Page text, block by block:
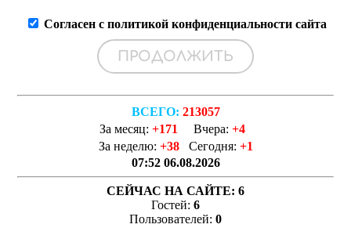
Согласен с политикой конфиденциальности сайта
ВСЕГО: 213057
За месяц: +171 Вчера: +4
За неделю: +38 Сегодня: +1
07:52 06.08.2026
СЕЙЧАС НА САЙТЕ: 6
Гостей: 6
Пользователей: 0